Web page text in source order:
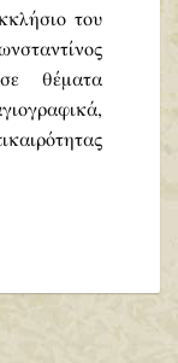
του
θέματα